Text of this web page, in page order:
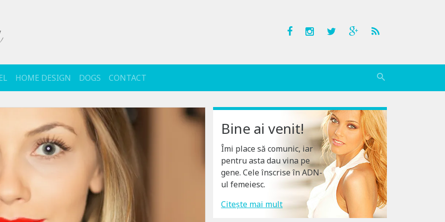
HOME DESIGN DOGS CONTACT
Bine ai venit!
Îmi place să comunic, iar
pentru asta dau vina pe
gene. Cele înscrise în ADN-
ul femeiesc.
Citește mai mult